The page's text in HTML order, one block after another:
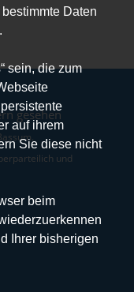
Daten
sein, die zum
auf ihrem
Sie diese nicht
beim
Ihrer bisherigen
gesehen
und